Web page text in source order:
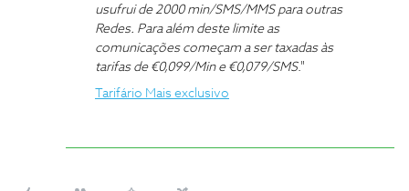
usufrui de 2000 min/SMS/MMS para outras
Redes. Para além deste limite as
comunicações começam a ser taxadas às
tarifas de €0,099/Min e €0,079/SMS."
Tarifário Mais exclusivo